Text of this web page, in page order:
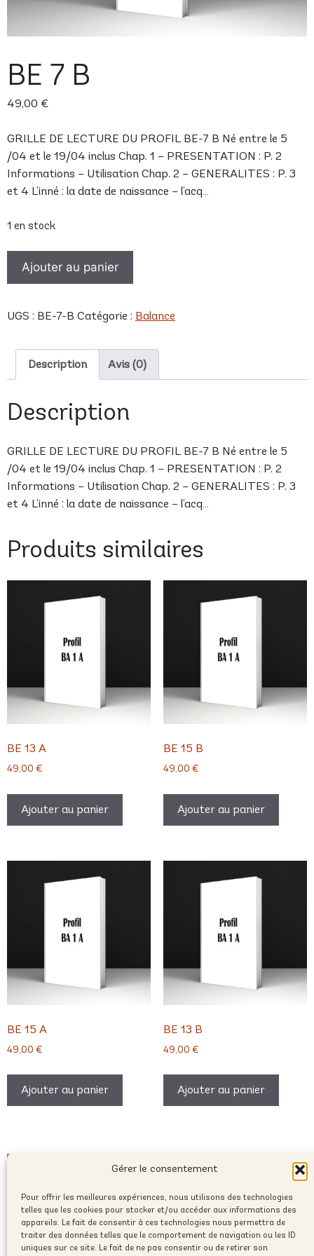
Gérer le consentement
Pour offrir les meilleures expériences, nous utilisons des technologies
telles que les cookies pour stocker et/ou accéder aux informations des
appareils. Le fait de consentir à ces technologies nous permettra de
traiter des données telles que le comportement de navigation ou les ID
uniques sur ce site. Le fait de ne pas consentir ou de retirer son
BE 7 B
49,00 €
GRILLE DE LECTURE DU PROFIL BE-7 B Né entre le 5
/04 et le 19/04 inclus Chap. 1 – PRESENTATION : P. 2
Informations – Utilisation Chap. 2 – GENERALITES : P. 3
et 4 L’inné : la date de naissance – l’acq…
1 en stock
7
Ajouter au panier
UGS : BE-7-B Catégorie : Balance
Description Avis (0)
Description
GRILLE DE LECTURE DU PROFIL BE-7 B Né entre le 5
/04 et le 19/04 inclus Chap. 1 – PRESENTATION : P. 2
Informations – Utilisation Chap. 2 – GENERALITES : P. 3
et 4 L’inné : la date de naissance – l’acq…
Produits similaires
BE 13 A
49,00 €
Ajouter au panier
BE 15 B
49,00 €
Ajouter au panier
BE 15 A
49,00 €
Ajouter au panier
BE 13 B
49,00 €
Ajouter au panier